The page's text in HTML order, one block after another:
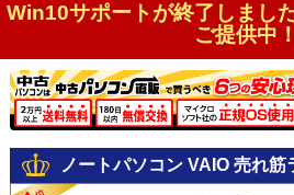
Win10サポートが終了しまし
ご提供中！
ノートパソコン VAIO 売れ筋